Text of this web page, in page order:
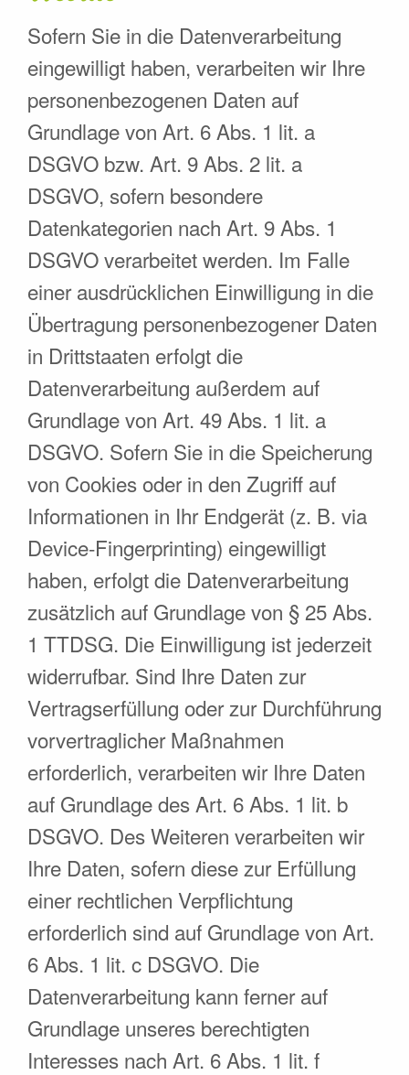
Sofern Sie in die Datenverarbeitung
eingewilligt haben, verarbeiten wir Ihre
personenbezogenen Daten auf
Grundlage von Art. 6 Abs. 1 lit. a
DSGVO bzw. Art. 9 Abs. 2 lit. a
DSGVO, sofern besondere
Datenkategorien nach Art. 9 Abs. 1
DSGVO verarbeitet werden. Im Falle
einer ausdrücklichen Einwilligung in die
Übertragung personenbezogener Daten
in Drittstaaten erfolgt die
Datenverarbeitung außerdem auf
Grundlage von Art. 49 Abs. 1 lit. a
DSGVO. Sofern Sie in die Speicherung
von Cookies oder in den Zugriff auf
Informationen in Ihr Endgerät (z. B. via
Device-Fingerprinting) eingewilligt
haben, erfolgt die Datenverarbeitung
zusätzlich auf Grundlage von § 25 Abs.
1 TTDSG. Die Einwilligung ist jederzeit
widerrufbar. Sind Ihre Daten zur
Vertragserfüllung oder zur Durchführung
vorvertraglicher Maßnahmen
erforderlich, verarbeiten wir Ihre Daten
auf Grundlage des Art. 6 Abs. 1 lit. b
DSGVO. Des Weiteren verarbeiten wir
Ihre Daten, sofern diese zur Erfüllung
einer rechtlichen Verpflichtung
erforderlich sind auf Grundlage von Art.
6 Abs. 1 lit. c DSGVO. Die
Datenverarbeitung kann ferner auf
Grundlage unseres berechtigten
Interesses nach Art. 6 Abs. 1 lit. f